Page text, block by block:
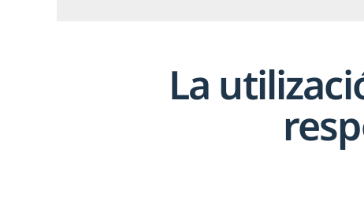
La